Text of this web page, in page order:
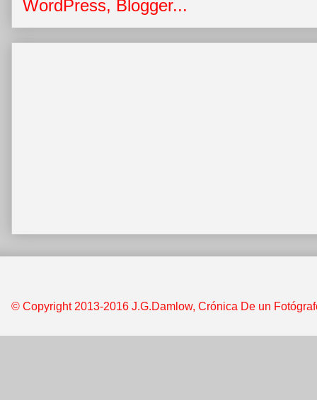
© Copyright 2013-2016 J.G.Damlow, Crónica De un